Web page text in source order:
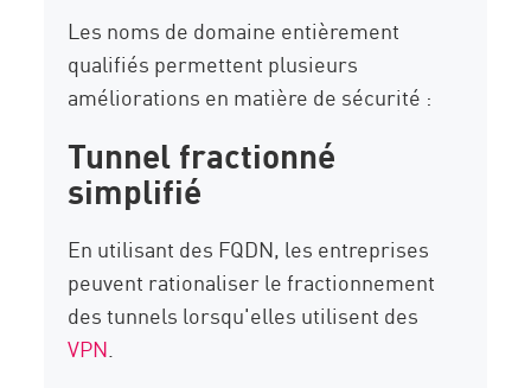
Les noms de domaine entièrement
qualifiés permettent plusieurs
améliorations en matière de sécurité :
Tunnel fractionné
simplifié
En utilisant des FQDN, les entreprises
peuvent rationaliser le fractionnement
des tunnels lorsqu'elles utilisent des
VPN.